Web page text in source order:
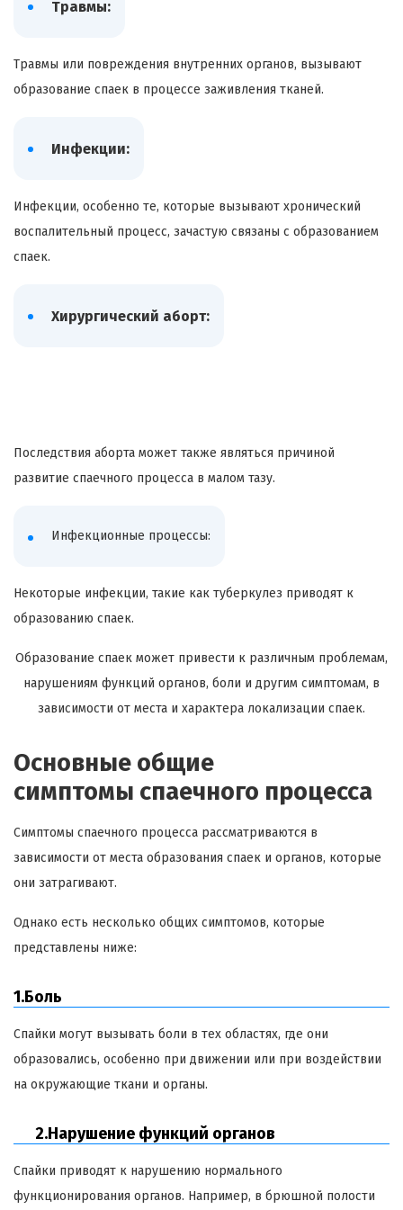
Травмы:
Травмы или повреждения внутренних органов, вызывают
образование спаек в процессе заживления тканей.
Инфекции:
Инфекции, особенно те, которые вызывают хронический
воспалительный процесс, зачастую связаны с образованием
спаек.
Хирургический аборт:
Последствия аборта может также являться причиной
развитие спаечного процесса в малом тазу.
Инфекционные процессы:
Некоторые инфекции, такие как туберкулез приводят к
образованию спаек.
Образование спаек может привести к различным проблемам,
нарушениям функций органов, боли и другим симптомам, в
зависимости от места и характера локализации спаек.
Основные общие
симптомы спаечного процесса
Симптомы спаечного процесса рассматриваются в
зависимости от места образования спаек и органов, которые
они затрагивают.
Однако есть несколько общих симптомов, которые
представлены ниже:
1.Боль
Спайки могут вызывать боли в тех областях, где они
образовались, особенно при движении или при воздействии
на окружающие ткани и органы.
2.Нарушение функций органов
Спайки приводят к нарушению нормального
функционирования органов. Например, в брюшной полости